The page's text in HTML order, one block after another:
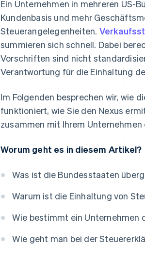
Ein Unternehmen in mehreren US-
Kundenbasis und mehr
Steuerangelegenheiten.
summieren sich schnell. Dabei
Vorschriften sind nicht
Verantwortung für die Einhaltung
Im Folgenden besprechen wir, wie
funktioniert, wie Sie den Nexus
zusammen mit Ihrem
Worum geht es in diesem Artikel?
Was ist die Bundesstaaten
Warum ist die Einhaltung von
Wie bestimmt ein Unternehmen
Wie geht man bei der